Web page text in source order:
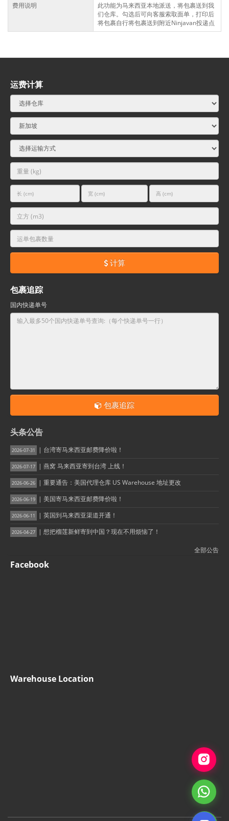
费用说明
此功能为马来西亚本地派送，将包裹送到我
们仓库。勾选后可向客服索取面单，打印后
将包裹自行将包裹送到附近Ninjavan投递点
运费计算
计算
包裹追踪
国内快递单号
包裹追踪
头条公告
2026-07-31 | 台湾寄马来西亚邮费降价啦！
2026-07-17 | 燕窝 马来西亚寄到台湾 上线！
2026-06-26 | 重要通告：美国代理仓库 US Warehouse 地址更改
2026-06-19 | 美国寄马来西亚邮费降价啦！
2026-06-11 | 英国到马来西亚渠道开通！
2026-04-27 | 想把榴莲新鲜寄到中国？现在不用烦恼了！
全部公告
Facebook
Warehouse Location